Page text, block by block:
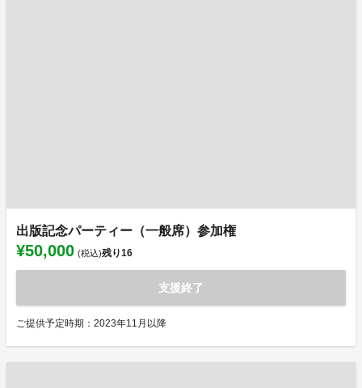
出版記念パーティー（一般席）参加権
¥50,000 (税込)残り16
支援終了
ご提供予定時期：2023年11月以降